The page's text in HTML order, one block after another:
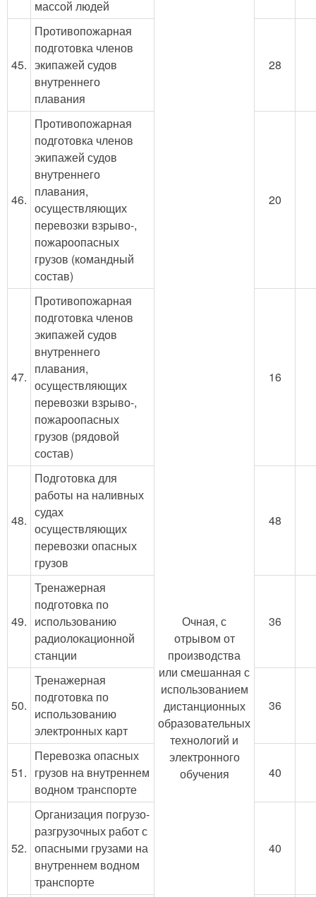
массой людей
Очная, с
отрывом от
производства
или смешанная с
использованием
дистанционных
образовательных
технологий и
электронного
обучения
45.
Противопожарная
подготовка членов
экипажей судов
внутреннего
плавания
28
46.
Противопожарная
подготовка членов
экипажей судов
внутреннего
плавания,
осуществляющих
перевозки взрыво-,
пожароопасных
грузов (командный
состав)
20
47.
Противопожарная
подготовка членов
экипажей судов
внутреннего
плавания,
осуществляющих
перевозки взрыво-,
пожароопасных
грузов (рядовой
состав)
16
48.
Подготовка для
работы на наливных
судах
осуществляющих
перевозки опасных
грузов
48
49.
Тренажерная
подготовка по
использованию
радиолокационной
станции
36
50.
Тренажерная
подготовка по
использованию
электронных карт
36
51.
Перевозка опасных
грузов на внутреннем
водном транспорте
40
52.
Организация погрузо-
разгрузочных работ с
опасными грузами на
внутреннем водном
транспорте
40